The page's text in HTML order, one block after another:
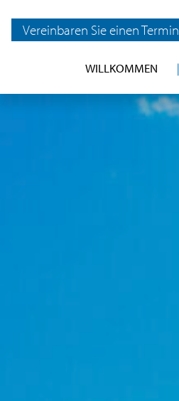
Vereinbaren Sie einen Termin
WILLKOMMEN